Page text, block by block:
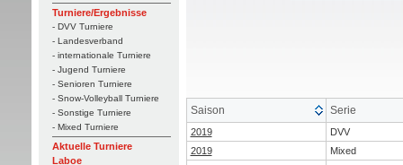
Turniere/Ergebnisse
- DVV Turniere
- Landesverband
- internationale Turniere
- Jugend Turniere
- Senioren Turniere
- Snow-Volleyball Turniere
- Sonstige Turniere
- Mixed Turniere
Aktuelle Turniere
Laboe
Saison Serie
2019
DVV
2019
Mixed